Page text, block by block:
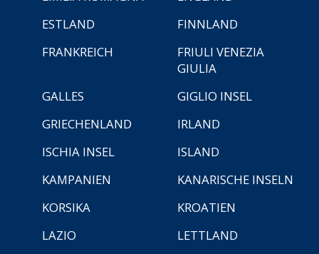
ESTLAND
FINNLAND
FRANKREICH
FRIULI VENEZIA
GIULIA
GALLES
GIGLIO INSEL
GRIECHENLAND
IRLAND
ISCHIA INSEL
ISLAND
KAMPANIEN
KANARISCHE INSELN
KORSIKA
KROATIEN
LAZIO
LETTLAND